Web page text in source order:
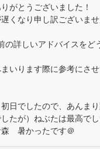
がとうございました！
くなり申し訳ございませ
詳しいアドバイスをど
いります際に参考にさせ
初日でしたので、あんま
たが）ねぶたは最高で
森 暑かったです＠